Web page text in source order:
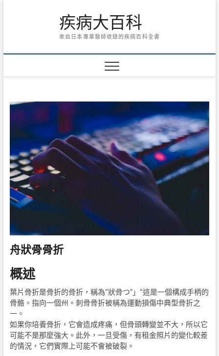
疾病大百科
來自日本專業醫師收錄的疾病百科全書
舟狀骨骨折
概述
葉片骨折是骨折的骨折，稱為“狀骨つ”」“這是一個構成手柄的
骨骼。指向一個州。刺骨骨折被稱為運動損傷中典型骨折之
一。
如果你培養骨折，它會造成疼痛，但骨頭轉變並不大，所以它
可能不是那麼強大​​。此外，一旦受傷，有租金照片的變化較差
的情況，它們實際上可能不會被破裂。